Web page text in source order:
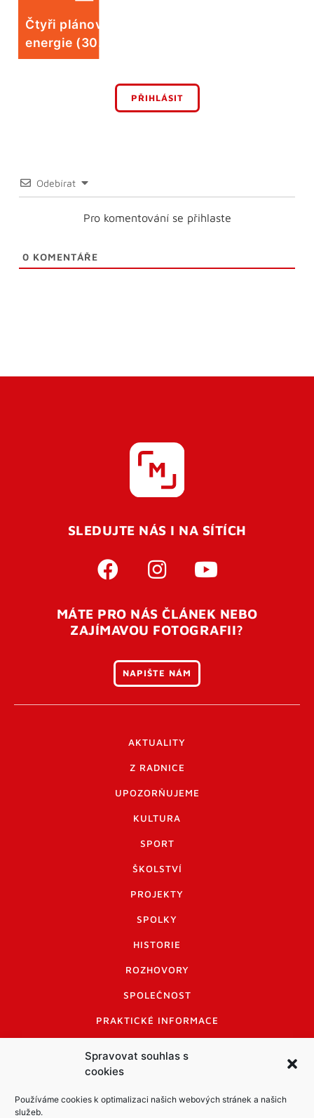
Spravovat souhlas s
cookies
Používáme cookies k optimalizaci našich webových stránek a našich
služeb.
Čtyři plánované odstávky elektrické
energie (30. 7.)
PŘIHLÁSIT
Odebírat
Pro komentování se přihlaste
0 KOMENTÁŘE
SLEDUJTE NÁS I NA SÍTÍCH
MÁTE PRO NÁS ČLÁNEK NEBO
ZAJÍMAVOU FOTOGRAFII?
NAPIŠTE NÁM
AKTUALITY
Z RADNICE
UPOZORŇUJEME
KULTURA
SPORT
ŠKOLSTVÍ
PROJEKTY
SPOLKY
HISTORIE
ROZHOVORY
SPOLEČNOST
PRAKTICKÉ INFORMACE
INFORMACE A KODEX DISKUTUJÍCÍCH
LOGO A LOGO MANUÁL